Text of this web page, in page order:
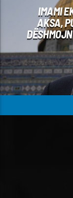
IMAMI
AKSA,